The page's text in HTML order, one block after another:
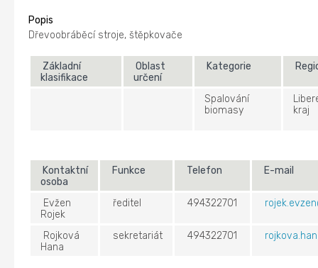
Popis
Dřevoobráběcí stroje, štěpkovače
Základní
klasifikace
Oblast
určení
Kategorie
Spalování
biomasy
kraj
Kontaktní
osoba
Funkce Telefon E-mail
Evžen
Rojek
ředitel 494322701
Rojková
Hana
sekretariát 494322701